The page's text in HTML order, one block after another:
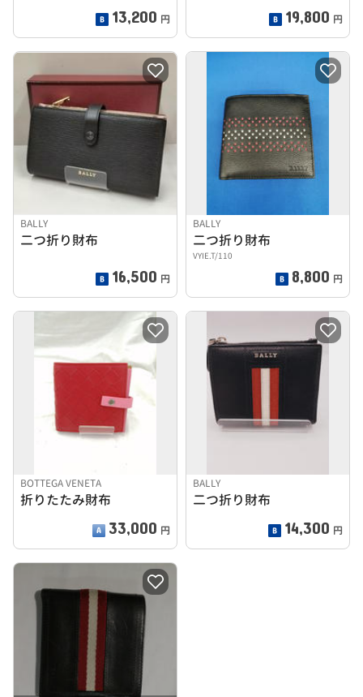
13,200 円 19,800 円
BALLY
二つ折り財布
16,500 円
BALLY
二つ折り財布
VYIE.T/110
8,800 円
BOTTEGA VENETA
折りたたみ財布
33,000 円
BALLY
二つ折り財布
14,300 円